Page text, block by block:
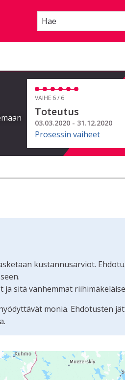
Hae
VAIHE 6 / 6
Toteutus
03.03.2020 - 31.12.2020
Prosessin vaiheet
kustannusarviot.
ja sitä vanhemmat
monia. Ehdotusten
ruudunlukijalla, mutta